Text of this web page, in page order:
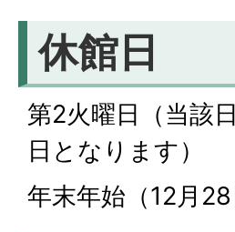
休館日
第2火曜日（当該
日となります）
年末年始（12月28